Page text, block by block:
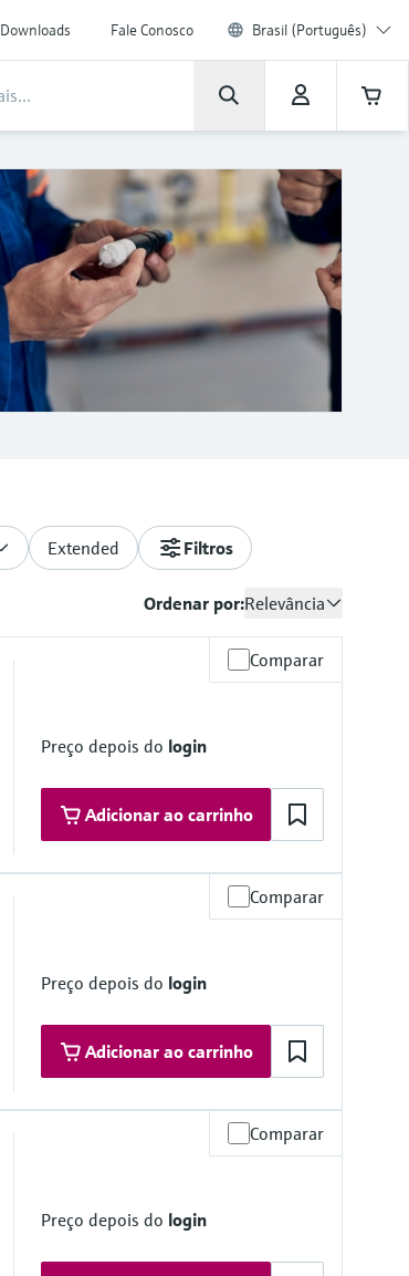
Downloads Fale Conosco Brasil (Português)
Extended Filtros
Ordenar por:Relevância
Comparar
Preço depois do login
Adicionar ao carrinho
Comparar
Preço depois do login
Adicionar ao carrinho
Comparar
Preço depois do login